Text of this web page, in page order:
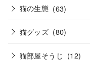
猫の生態 (63)
猫グッズ (80)
猫部屋そうじ (12)